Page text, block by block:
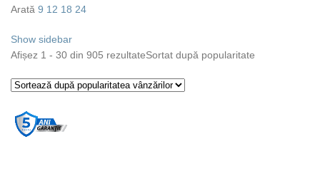
Arată 9 12 18 24
Show sidebar
Afișez 1 - 30 din 905 rezultateSortat după popularitate